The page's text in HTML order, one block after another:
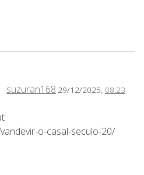
suzuran168 29/12/2025, 08:23
o-casal-seculo-20/